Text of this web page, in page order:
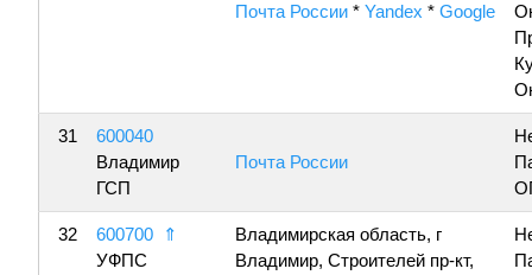
Почта России * Yandex * Google
31
600040
Владимир
ГСП
Почта России
32 600700
⇑
УФПС
Владимирская область, г
Владимир, Строителей пр-кт,